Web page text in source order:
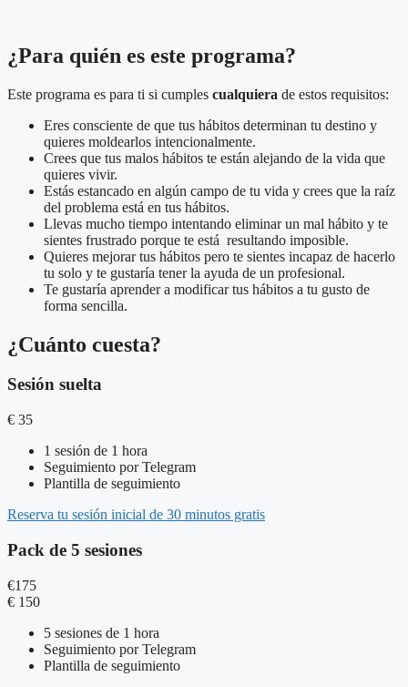
¿Para quién es este programa?
Este programa es para ti si cumples cualquiera de estos requisitos:
Eres consciente de que tus hábitos determinan tu destino y
quieres moldearlos intencionalmente.
Crees que tus malos hábitos te están alejando de la vida que
quieres vivir.
Estás estancado en algún campo de tu vida y crees que la raíz
del problema está en tus hábitos.
Llevas mucho tiempo intentando eliminar un mal hábito y te
sientes frustrado porque te está resultando imposible.
Quieres mejorar tus hábitos pero te sientes incapaz de hacerlo
tu solo y te gustaría tener la ayuda de un profesional.
Te gustaría aprender a modificar tus hábitos a tu gusto de
forma sencilla.
¿Cuánto cuesta?
Sesión suelta
€ 35
1 sesión de 1 hora
Seguimiento por Telegram
Plantilla de seguimiento
Reserva tu sesión inicial de 30 minutos gratis
Pack de 5 sesiones
€175
€ 150
5 sesiones de 1 hora
Seguimiento por Telegram
Plantilla de seguimiento